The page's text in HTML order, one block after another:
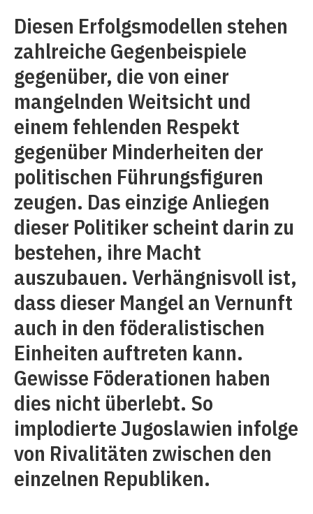
Diesen Erfolgsmodellen stehen
zahlreiche Gegenbeispiele
gegenüber, die von einer
mangelnden Weitsicht und
einem fehlenden Respekt
gegenüber Minderheiten der
politischen Führungsfiguren
zeugen. Das einzige Anliegen
dieser Politiker scheint darin zu
bestehen, ihre Macht
auszubauen. Verhängnisvoll ist,
dass dieser Mangel an Vernunft
auch in den föderalistischen
Einheiten auftreten kann.
Gewisse Föderationen haben
dies nicht überlebt. So
implodierte Jugoslawien infolge
von Rivalitäten zwischen den
einzelnen Republiken.